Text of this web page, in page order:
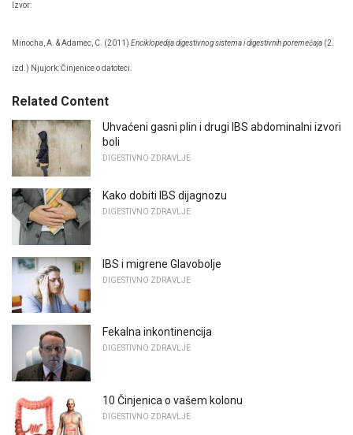
Izvor:
Minocha, A. & Adamec, C. (2011) Enciklopedija digestivnog sistema i digestivnih poremećaja (2.
izd.) Njujork: Činjenice o datoteci.
Related Content
Uhvaćeni gasni plin i drugi IBS abdominalni izvori
boli
DIGESTIVNO ZDRAVLJE
Kako dobiti IBS dijagnozu
DIGESTIVNO ZDRAVLJE
IBS i migrene Glavobolje
DIGESTIVNO ZDRAVLJE
Fekalna inkontinencija
DIGESTIVNO ZDRAVLJE
10 Činjenica o vašem kolonu
DIGESTIVNO ZDRAVLJE